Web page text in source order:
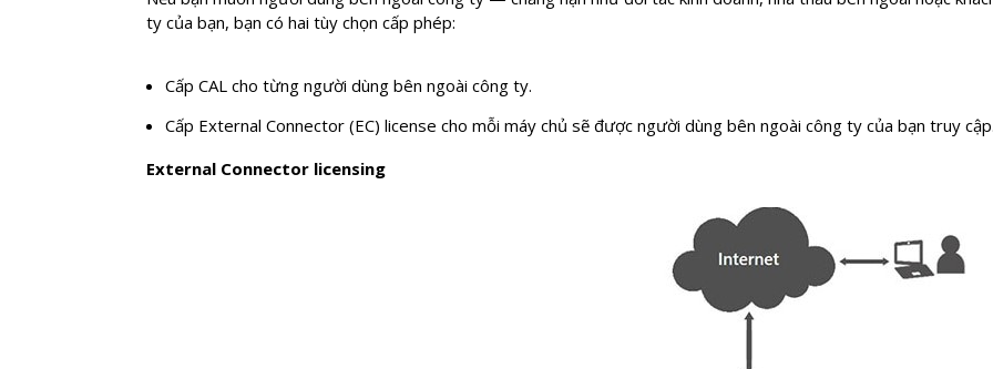
ty của bạn, bạn có hai tùy chọn cấp phép:
Cấp CAL cho từng người dùng bên ngoài công ty.
Cấp External Connector (EC) license cho mỗi máy chủ sẽ được người dùng bên ngoài công ty của bạn truy
External Connector licensing